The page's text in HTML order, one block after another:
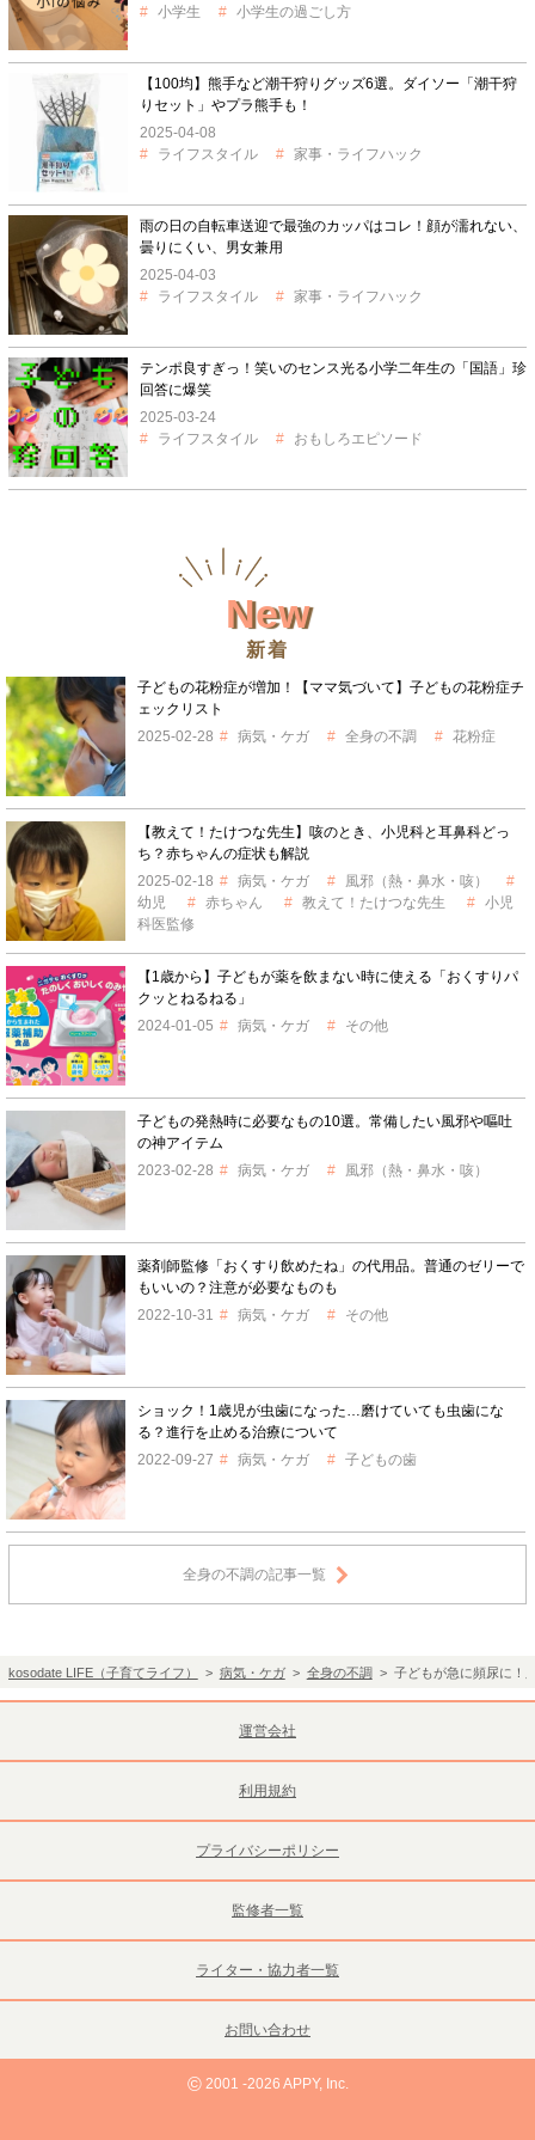
小学生
小学生の過ごし方
【100均】熊手など潮干狩りグッズ6選。ダイソー「潮干狩
りセット」やプラ熊手も！
2025-04-08
ライフスタイル
家事・ライフハック
雨の日の自転車送迎で最強のカッパはコレ！顔が濡れない、
曇りにくい、男女兼用
2025-04-03
ライフスタイル
家事・ライフハック
テンポ良すぎっ！笑いのセンス光る小学二年生の「国語」珍
回答に爆笑
2025-03-24
ライフスタイル
おもしろエピソード
New
新着
子どもの花粉症が増加！【ママ気づいて】子どもの花粉症チ
ェックリスト
2025-02-28
病気・ケガ 全身の不調 花粉症
【教えて！たけつな先生】咳のとき、小児科と耳鼻科どっ
ち？赤ちゃんの症状も解説
2025-02-18
病気・ケガ
風邪（熱・鼻水・咳）
幼児
赤ちゃん 教えて！たけつな先生
小児
科医監修
【1歳から】子どもが薬を飲まない時に使える「おくすりパ
クッとねるねる」
2024-01-05
病気・ケガ その他
子どもの発熱時に必要なもの10選。常備したい風邪や嘔吐
の神アイテム
2023-02-28
病気・ケガ 風邪（熱・鼻水・咳）
薬剤師監修「おくすり飲めたね」の代用品。普通のゼリーで
もいいの？注意が必要なものも
2022-10-31
病気・ケガ その他
ショック！1歳児が虫歯になった…磨けていても虫歯にな
る？進行を止める治療について
2022-09-27
病気・ケガ 子どもの歯
全身の不調の記事一覧
kosodate LIFE（子育てライフ） > 病気・ケガ> 全身の不調 > 子どもが急に頻尿に！
運営会社
利用規約
プライバシーポリシー
監修者一覧
ライター・協力者一覧
お問い合わせ
©2001 -2026 APPY, Inc.